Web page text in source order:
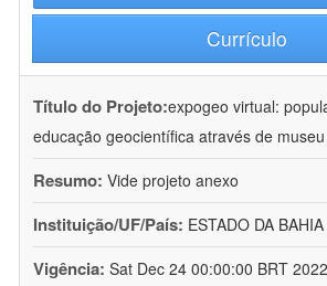
Currículo
Título do Projeto:expogeo virtual:
educação geocientífica através de
Resumo: Vide projeto anexo
Instituição/UF/País: ESTADO DA
Vigência: Sat Dec 24 00:00:00 BRT